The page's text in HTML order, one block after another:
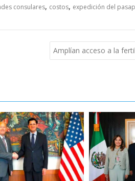
consulares, costos, expedición del
Amplían acceso a la